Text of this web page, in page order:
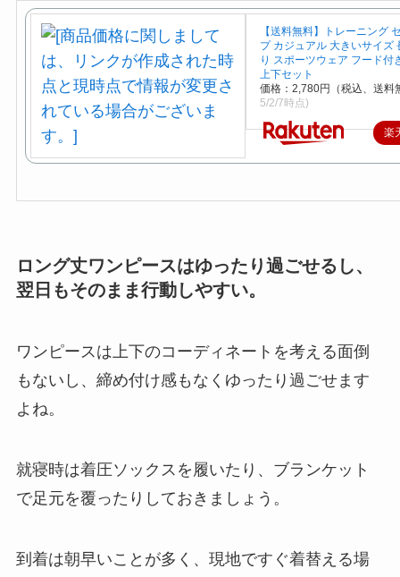
【送料無料】トレーニング
プ カジュアル 大きいサイズ
り スポーツウェア フード付
上下セット
価格：2,780円（税込、送料
5/2/7時点)
楽
ロング丈ワンピースはゆったり過ごせるし、
翌日もそのまま行動しやすい。
ワンピースは上下のコーディネートを考える面倒
もないし、締め付け感もなくゆったり過ごせます
よね。
就寝時は着圧ソックスを履いたり、ブランケット
で足元を覆ったりしておきましょう。
到着は朝早いことが多く、現地ですぐ着替える場